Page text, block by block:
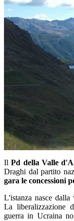
IlPd della Valle
Draghi dal partito
gara le concessioni
L'istanza nasce dalla
La liberalizzazione
guerra in Ucraina